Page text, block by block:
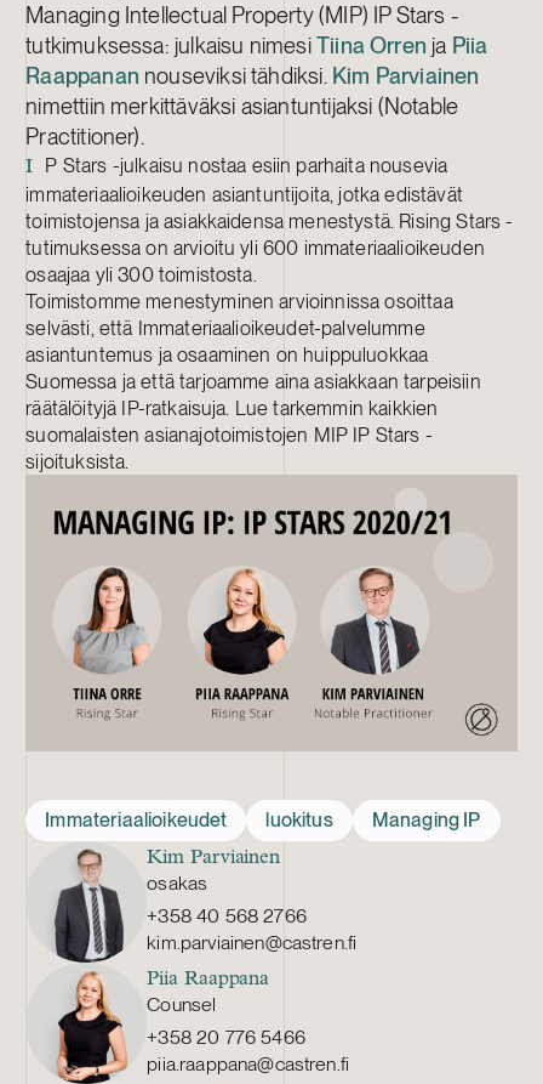
Managing Intellectual Property (MIP) IP Stars -
tutkimuksessa: julkaisu nimesiTiina Orren ja Piia
Raappanan nouseviksi tähdiksi. Kim Parviainen
nimettiin merkittäväksi asiantuntijaksi (Notable
Practitioner).
I
P Stars -julkaisu nostaa esiin parhaita nousevia
immateriaalioikeuden asiantuntijoita, jotka edistävät
toimistojensa ja asiakkaidensa menestystä. Rising Stars -
tutimuksessa on arvioitu yli 600 immateriaalioikeuden
osaajaa yli 300 toimistosta.
Toimistomme menestyminen arvioinnissa osoittaa
selvästi, että Immateriaalioikeudet-palvelumme
asiantuntemus ja osaaminen on huippuluokkaa
Suomessa ja että tarjoamme aina asiakkaan tarpeisiin
räätälöityjä IP-ratkaisuja. Lue tarkemmin kaikkien
suomalaisten asianajotoimistojen MIP IP Stars -
sijoituksista.
Immateriaalioikeudet luokitus Managing IP
Kim Parviainen
osakas
+358 40 568 2766
kim.parviainen@castren.fi
Piia Raappana
Counsel
+358 20 776 5466
piia.raappana@castren.fi